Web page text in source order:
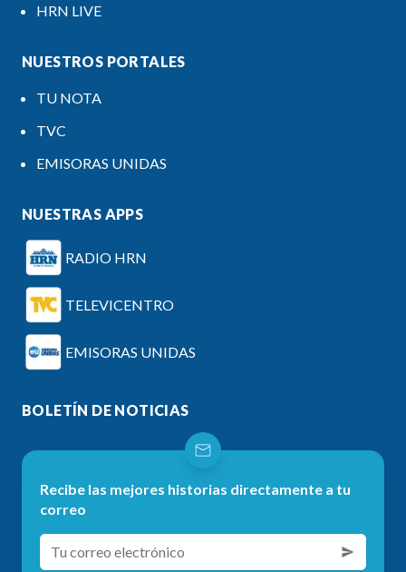
HRN LIVE
NUESTROS PORTALES
TU NOTA
TVC
EMISORAS UNIDAS
NUESTRAS APPS
RADIO HRN
TELEVICENTRO
EMISORAS UNIDAS
BOLETÍN DE NOTICIAS
Recibe las mejores historias directamente a tu
correo